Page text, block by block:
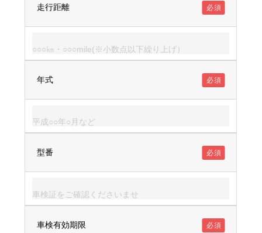
走行距離 必須
年式 必須
型番 必須
車検有効期限 必須